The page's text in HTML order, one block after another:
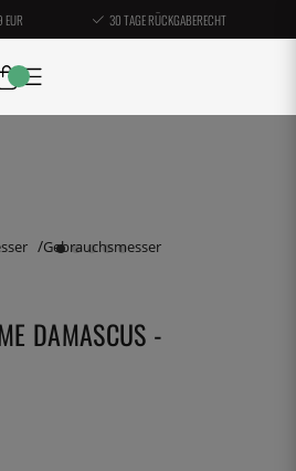
EUR 30 TAGE RÜCKGABERECHT
Gebrauchsmesser
DAMASCUS -